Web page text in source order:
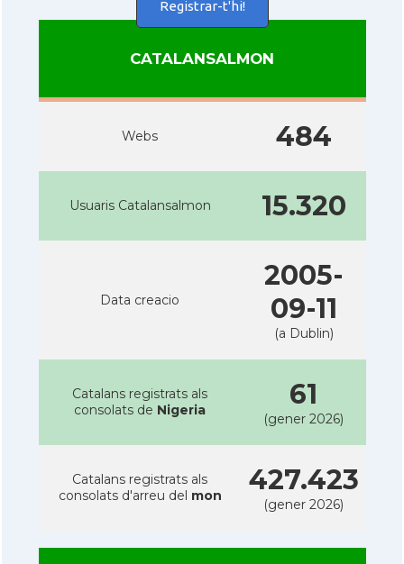
Registrar-t'hi!
CATALANSALMON
Webs 484
Usuaris Catalansalmon 15.320
Data creacio
2005-
09-11
(a Dublin)
Catalans registrats als
consolats de Nigeria 61
(gener 2026)
Catalans registrats als
consolats d'arreu del mon 427.423
(gener 2026)